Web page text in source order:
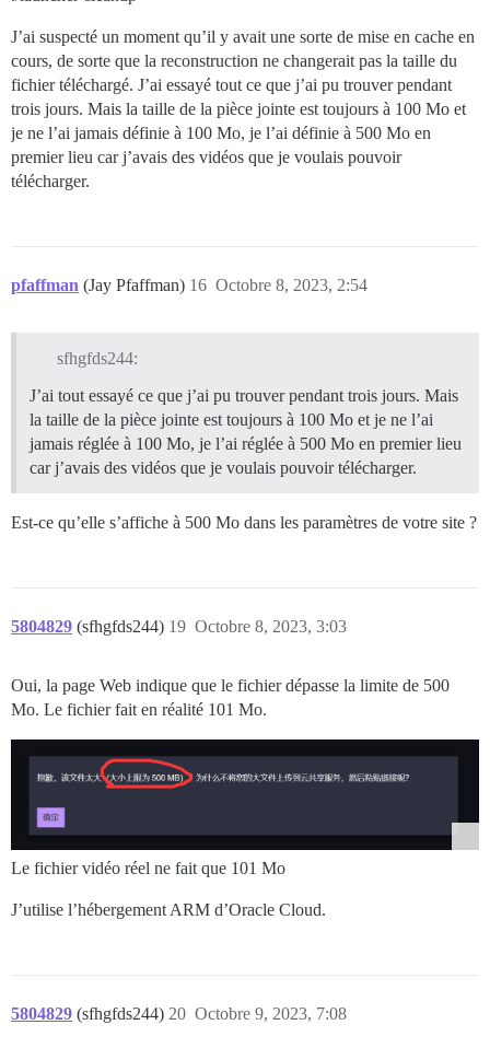
J’ai suspecté un moment qu’il y avait une sorte de mise en cache en
cours, de sorte que la reconstruction ne changerait pas la taille du
fichier téléchargé. J’ai essayé tout ce que j’ai pu trouver pendant
trois jours. Mais la taille de la pièce jointe est toujours à 100 Mo et
je ne l’ai jamais définie à 100 Mo, je l’ai définie à 500 Mo en
premier lieu car j’avais des vidéos que je voulais pouvoir
télécharger.
pfaffman (Jay Pfaffman) Octobre 8, 2023, 2:54
16
sfhgfds244:
J’ai tout essayé ce que j’ai pu trouver pendant trois jours. Mais
la taille de la pièce jointe est toujours à 100 Mo et je ne l’ai
jamais réglée à 100 Mo, je l’ai réglée à 500 Mo en premier lieu
car j’avais des vidéos que je voulais pouvoir télécharger.
Est-ce qu’elle s’affiche à 500 Mo dans les paramètres de votre site ?
5804829 (sfhgfds244) Octobre 8, 2023, 3:03
19
Oui, la page Web indique que le fichier dépasse la limite de 500
Mo. Le fichier fait en réalité 101 Mo.
Le fichier vidéo réel ne fait que 101 Mo
J’utilise l’hébergement ARM d’Oracle Cloud.
5804829 (sfhgfds244) Octobre 9, 2023, 7:08
20